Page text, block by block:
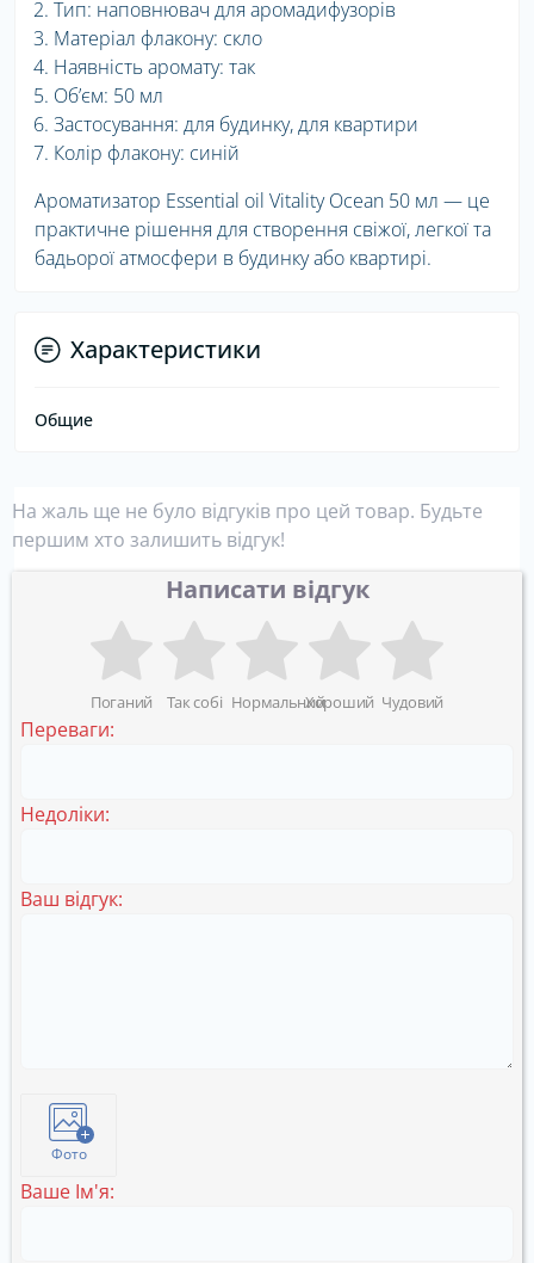
Тип: наповнювач для аромадифузорів
Матеріал флакону: скло
Наявність аромату: так
Об’єм: 50 мл
Застосування: для будинку, для квартири
Колір флакону: синій
Ароматизатор Essential oil Vitality Ocean 50 мл — це
практичне рішення для створення свіжої, легкої та
бадьорої атмосфери в будинку або квартирі.
Характеристики
Общие
На жаль ще не було відгуків про цей товар. Будьте
першим хто залишить відгук!
Написати відгук
Поганий Так собі НормальнийХороший Чудовий
Переваги:
Недоліки:
Ваш відгук:
Фото
Ваше Ім'я: